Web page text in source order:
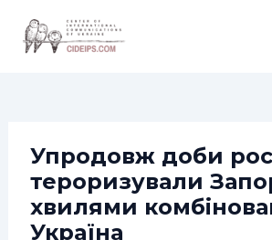
вмісту
Упродовж доби
тероризували
хвилями
Україна
по
запису